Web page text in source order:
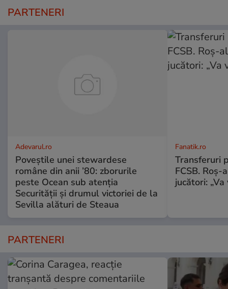
PARTENERI
Adevarul.ro
Poveștile unei stewardese
române din anii ’80: zborurile
peste Ocean sub atenția
Securității și drumul victoriei de la
Sevilla alături de Steaua
Fanatik.ro
Transferuri
FCSB.
jucători:
PARTENERI